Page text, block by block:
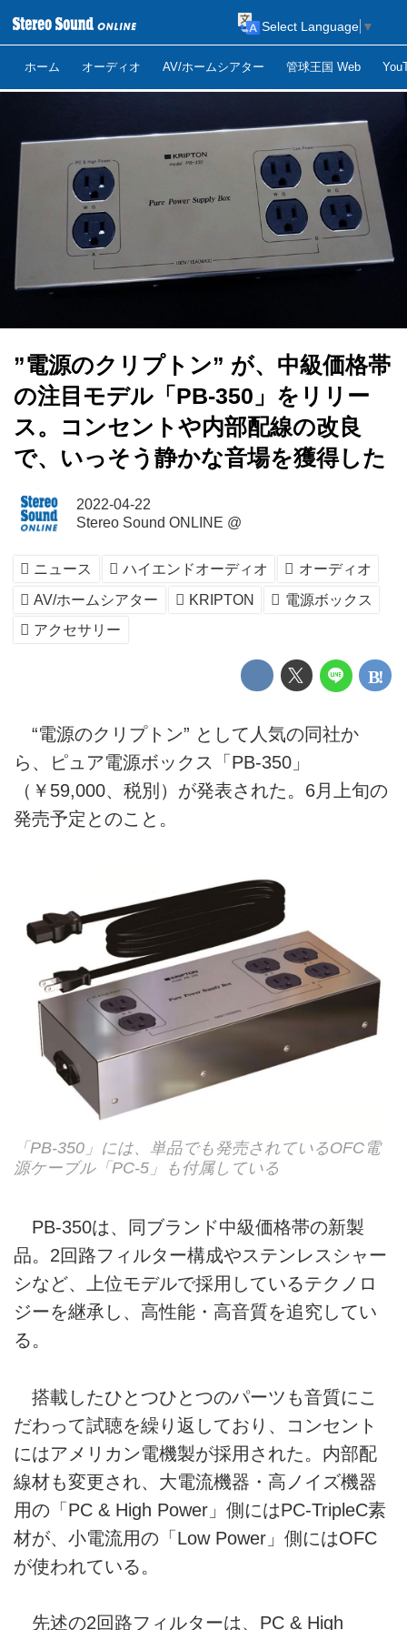
ホーム オーディオ AV/ホームシアター 管球王国 Web
Select Language ▼
”電源のクリプトン” が、中級価格帯
の注目モデル「PB-350」をリリー
ス。コンセントや内部配線の改良
で、いっそう静かな音場を獲得した
2022-04-22
Stereo Sound ONLINE @
ニュース ハイエンドオーディオ
オーディオ
AV/ホームシアター
KRIPTON
電源ボックス
アクセサリー
“電源のクリプトン” として人気の同社か
ら、ピュア電源ボックス「PB-350」
（￥59,000、税別）が発表された。6月上旬の
発売予定とのこと。
「PB-350」には、単品でも発売されているOFC電
源ケーブル「PC-5」も付属している
PB-350は、同ブランド中級価格帯の新製
品。2回路フィルター構成やステンレスシャー
シなど、上位モデルで採用しているテクノロ
ジーを継承し、高性能・高音質を追究してい
る。
搭載したひとつひとつのパーツも音質にこ
だわって試聴を繰り返しており、コンセント
にはアメリカン電機製が採用された。内部配
線材も変更され、大電流機器・高ノイズ機器
用の「PC & High Power」側にはPC-TripleC素
材が、小電流用の「Low Power」側にはOFC
が使われている。
先述の2回路フィルターは、PC & High